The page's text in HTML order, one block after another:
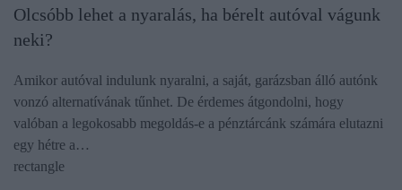
Olcsóbb lehet a nyaralás, ha bérelt autóval vágunk
neki?
Amikor autóval indulunk nyaralni, a saját, garázsban álló autónk
vonzó alternatívának tűnhet. De érdemes átgondolni, hogy
valóban a legokosabb megoldás-e a pénztárcánk számára elutazni
egy hétre a…
rectangle